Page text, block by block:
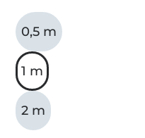
0,5 m
1 m
2 m